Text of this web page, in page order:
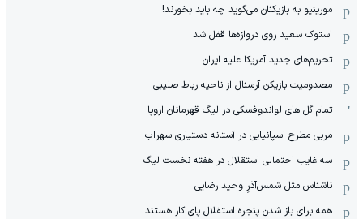
مورینیو به بازیکنان می‌گوید چه باید بخورند!
استوک سعید روی دروازه‌ها قفل شد
تحریم‌های جدید آمریکا علیه ایران
مصدومیت بازیکن آرسنال از ناحیه رباط صلیبی
تمام گل های لواندوفسکی در لیگ قهرمانان اروپا
مربی مطرح اسپانیایی در آستانه دستیاری سهراب
سه غایب احتمالی استقلال در هفته نخست لیگ
ناشناس مثل شمس‌آذرِ وحید رضایی
همه برای باز شدن پنجره استقلال پای کار هستند